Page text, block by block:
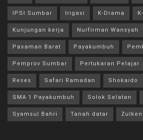
IPSI Sumbar Irigasi K-Drama
Kunjungan kerja Nurfirman Wansyah
Pasaman Barat Payakumbuh
Pemprov Sumbar Pertukaran Pelajar
Reses Safari Ramadan Shokaido
SMA 1 Payakumbuh Solok Selatan
Syamsul Bahri Tanah datar